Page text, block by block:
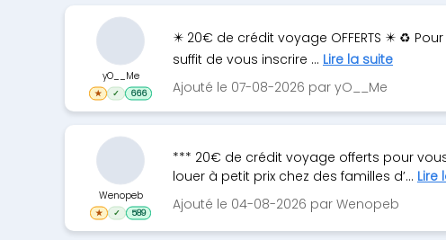
✴️ 20€ de crédit voyage OFFERTS ✴️ ♻️
suffit de vous inscrire ... Lire la suite
Ajouté le 07-08-2026 par yO__Me
yO__Me
★ ✓ 666
*** 20€ de crédit voyage offerts pour
louer à petit prix chez des familles d’... Lire
Ajouté le 04-08-2026 par Wenopeb
Wenopeb
★ ✓ 589